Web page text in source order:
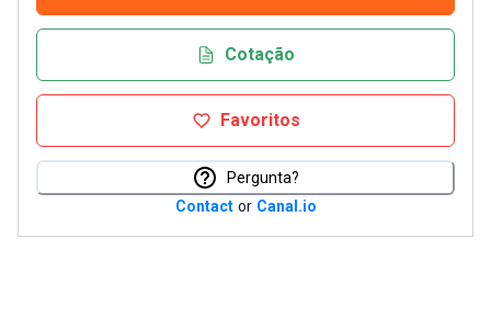
Cotação
Favoritos
Pergunta?
Contact or Canal.io